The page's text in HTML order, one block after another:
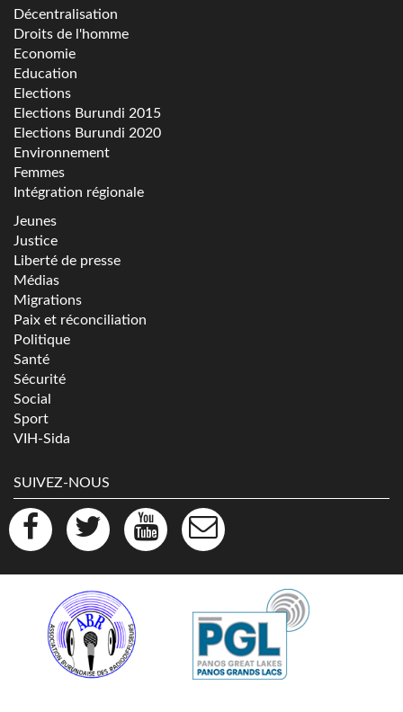
Décentralisation
Droits de l'homme
Economie
Education
Elections
Elections Burundi 2015
Elections Burundi 2020
Environnement
Femmes
Intégration régionale
Jeunes
Justice
Liberté de presse
Médias
Migrations
Paix et réconciliation
Politique
Santé
Sécurité
Social
Sport
VIH-Sida
SUIVEZ-NOUS